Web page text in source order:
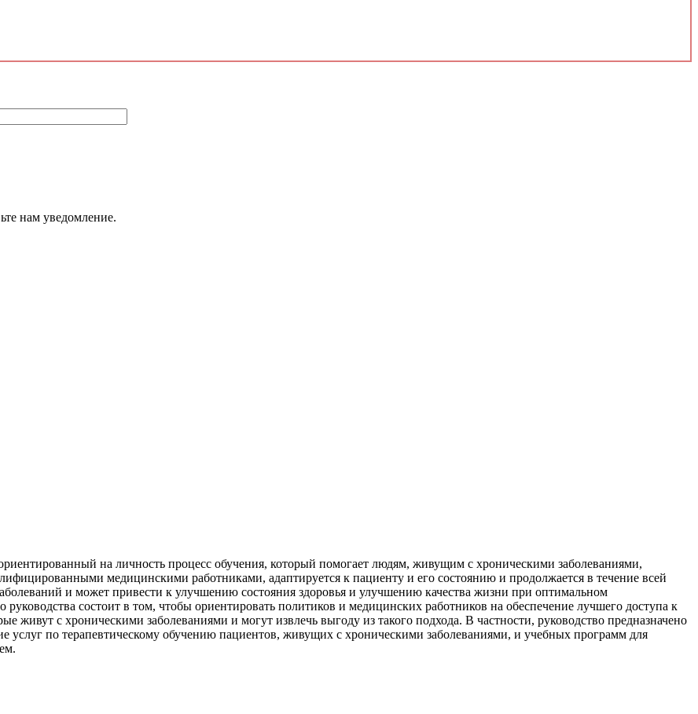
нам уведомление.
на личность процесс обучения, который помогает людям, живущим с хроническими заболеваниями,
медицинскими работниками, адаптируется к пациенту и его состоянию и продолжается в течение всей
и может привести к улучшению состояния здоровья и улучшению качества жизни при оптимальном
состоит в том, чтобы ориентировать политиков и медицинских работников на обеспечение лучшего доступа к
живут с хроническими заболеваниями и могут извлечь выгоду из такого подхода. В частности, руководство предназначено
услуг по терапевтическому обучению пациентов, живущих с хроническими заболеваниями, и учебных программ для